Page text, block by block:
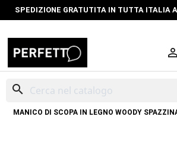
SPEDIZIONE GRATUTITA IN TUTTA ITALIA

search
MANICO DI SCOPA IN LEGNO WOODY